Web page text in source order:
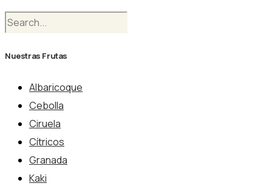
Nuestras Frutas
Albaricoque
Cebolla
Ciruela
Cítricos
Granada
Kaki